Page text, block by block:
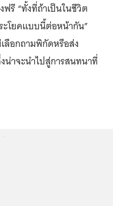
รี “ทั้งที่ถ้าเป็นในชีวิต
ะโยคแบบนี้ต่อหน้ากัน”
ลือกถามพิกัดหรือส่ง
าจะนำไปสู่การสนทนาที่